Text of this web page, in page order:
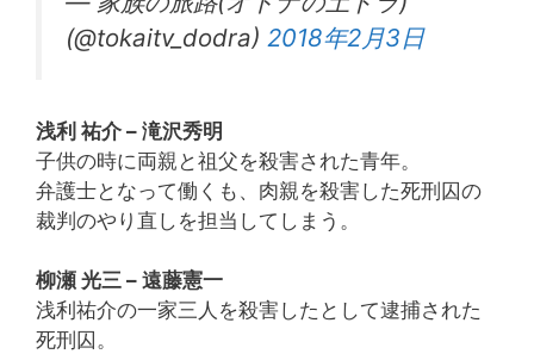
(@tokaitv_dodra) 2018年2月3日
浅利 祐介 – 滝沢秀明
子供の時に両親と祖父を殺害された青年。
弁護士となって働くも、肉親を殺害した死刑囚の
裁判のやり直しを担当してしまう。
柳瀬 光三 – 遠藤憲一
浅利祐介の一家三人を殺害したとして逮捕された
死刑囚。